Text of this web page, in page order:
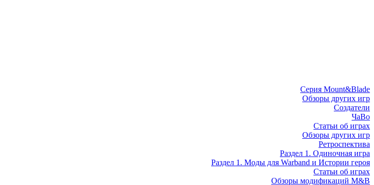
Серия Mount&Blade
Обзоры других игр
Создатели
ЧаВо
Статьи об играх
Обзоры других игр
Ретроспектива
Раздел 1. Одиночная игра
Раздел 1. Моды для Warband и Истории героя
Статьи об играх
Обзоры модификаций M&B